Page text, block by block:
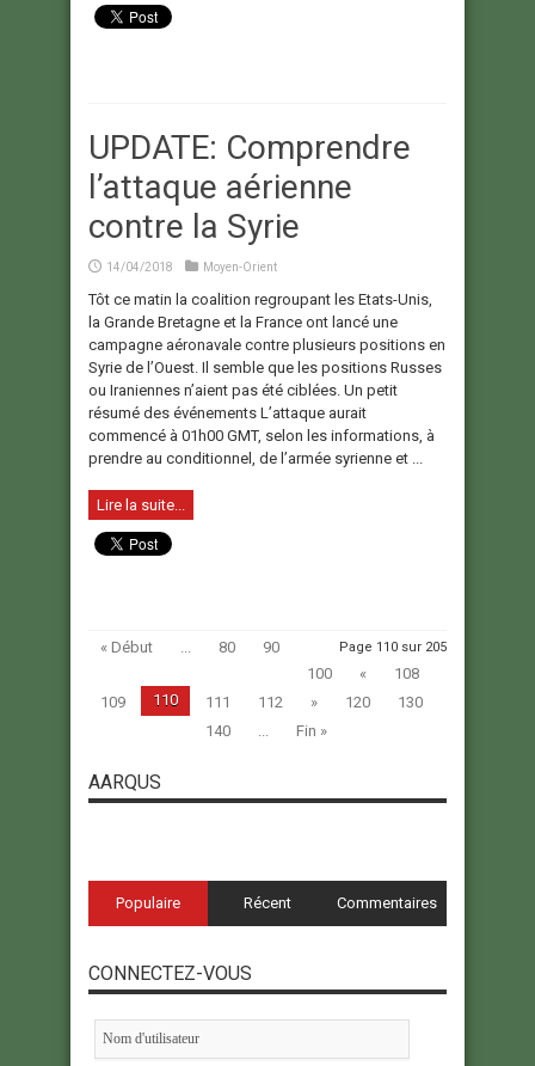
UPDATE: Comprendre
l’attaque aérienne
contre la Syrie
14/04/2018 Moyen-Orient
Tôt ce matin la coalition regroupant les Etats-Unis,
la Grande Bretagne et la France ont lancé une
campagne aéronavale contre plusieurs positions en
Syrie de l’Ouest. Il semble que les positions Russes
ou Iraniennes n’aient pas été ciblées. Un petit
résumé des événements L’attaque aurait
commencé à 01h00 GMT, selon les informations, à
prendre au conditionnel, de l’armée syrienne et ...
Lire la suite...
Page 110 sur 205
« Début ... 80
90
100
«
108
109
110 111 112 » 120
130
140
... Fin »
AARQUS
Populaire Récent Commentaires
CONNECTEZ-VOUS